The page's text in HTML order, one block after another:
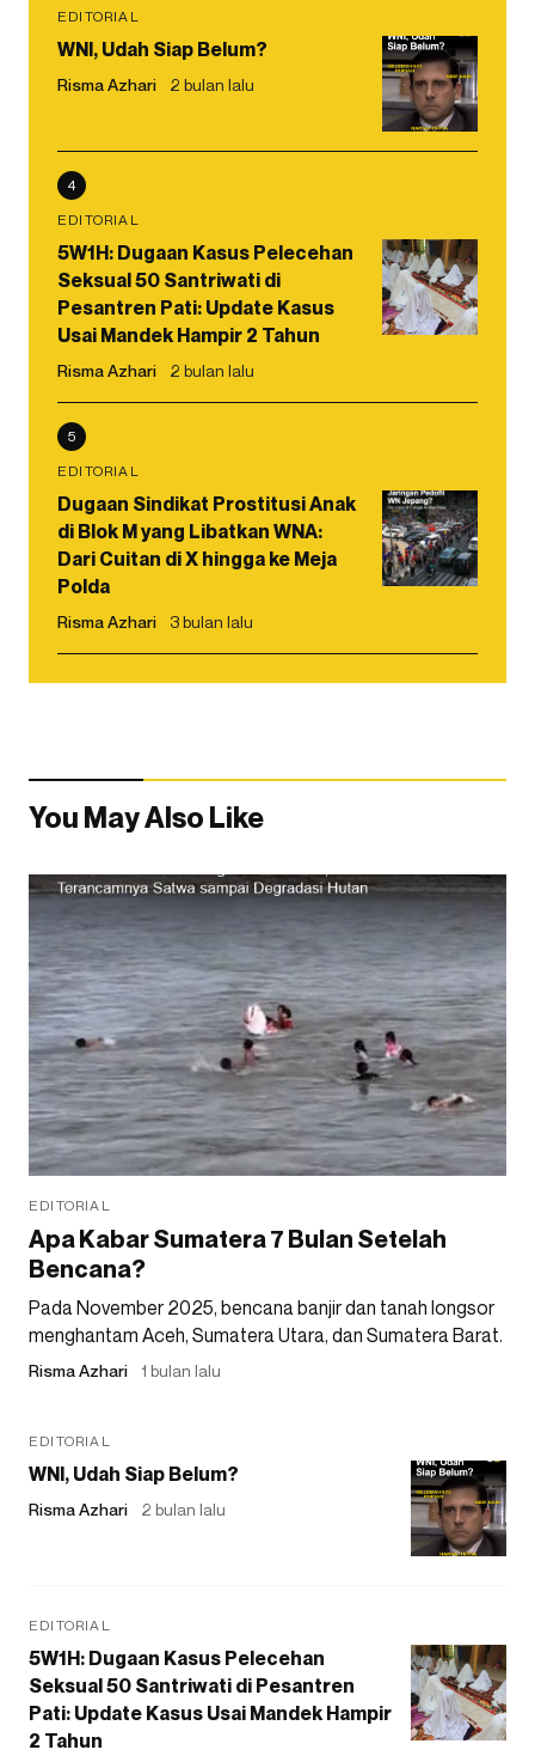
EDITORIAL
WNI, Udah Siap Belum?
Risma Azhari 2 bulan lalu
4
EDITORIAL
5W1H: Dugaan Kasus Pelecehan
Seksual 50 Santriwati di
Pesantren Pati: Update Kasus
Usai Mandek Hampir 2 Tahun
Risma Azhari 2 bulan lalu
5
EDITORIAL
Dugaan Sindikat Prostitusi Anak
di Blok M yang Libatkan WNA:
Dari Cuitan di X hingga ke Meja
Polda
Risma Azhari 3 bulan lalu
You May Also Like
EDITORIAL
Apa Kabar Sumatera 7 Bulan Setelah
Bencana?
Pada November 2025, bencana banjir dan tanah longsor
menghantam Aceh, Sumatera Utara, dan Sumatera Barat.
Risma Azhari 1 bulan lalu
EDITORIAL
WNI, Udah Siap Belum?
Risma Azhari 2 bulan lalu
EDITORIAL
5W1H: Dugaan Kasus Pelecehan
Seksual 50 Santriwati di Pesantren
Pati: Update Kasus Usai Mandek Hampir
2 Tahun